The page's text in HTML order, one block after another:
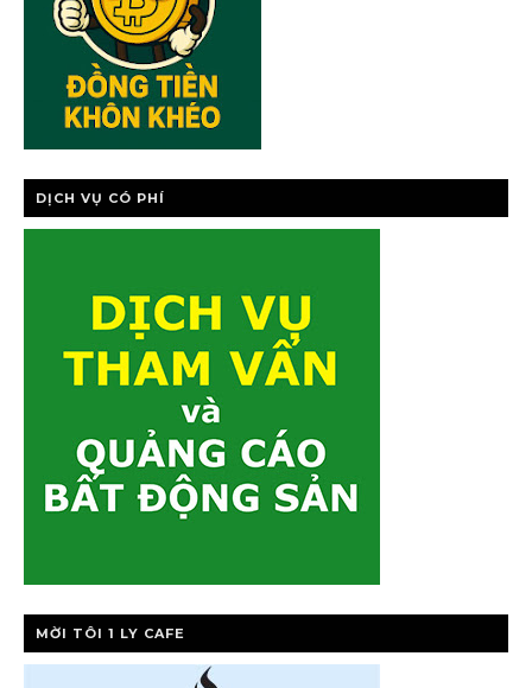
DỊCH VỤ CÓ PHÍ
MỜI TÔI 1 LY CAFE